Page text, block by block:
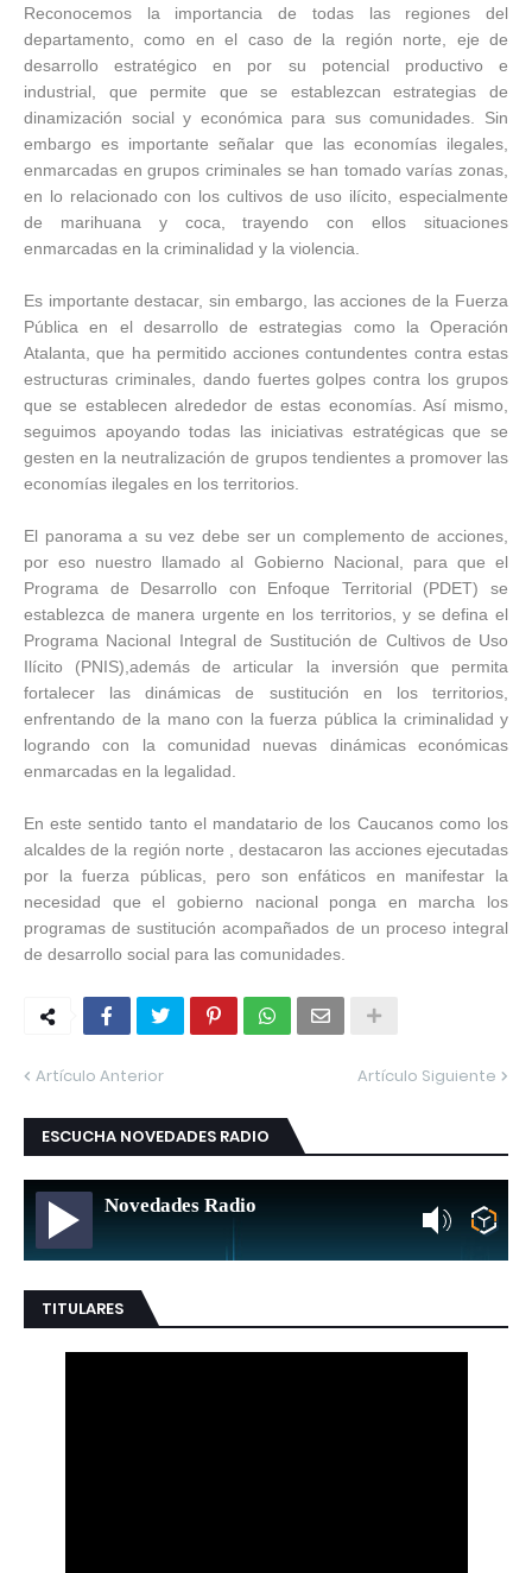
Reconocemos la importancia de todas las regiones del
departamento, como en el caso de la región norte, eje de
desarrollo estratégico en por su potencial productivo e
industrial, que permite que se establezcan estrategias de
dinamización social y económica para sus comunidades. Sin
embargo es importante señalar que las economías ilegales,
enmarcadas en grupos criminales se han tomado varías zonas,
en lo relacionado con los cultivos de uso ilícito, especialmente
de marihuana y coca, trayendo con ellos situaciones
enmarcadas en la criminalidad y la violencia.
Es importante destacar, sin embargo, las acciones de la Fuerza
Pública en el desarrollo de estrategias como la Operación
Atalanta, que ha permitido acciones contundentes contra estas
estructuras criminales, dando fuertes golpes contra los grupos
que se establecen alrededor de estas economías. Así mismo,
seguimos apoyando todas las iniciativas estratégicas que se
gesten en la neutralización de grupos tendientes a promover las
economías ilegales en los territorios.
El panorama a su vez debe ser un complemento de acciones,
por eso nuestro llamado al Gobierno Nacional, para que el
Programa de Desarrollo con Enfoque Territorial (PDET) se
establezca de manera urgente en los territorios, y se defina el
Programa Nacional Integral de Sustitución de Cultivos de Uso
Ilícito (PNIS),además de articular la inversión que permita
fortalecer las dinámicas de sustitución en los territorios,
enfrentando de la mano con la fuerza pública la criminalidad y
logrando con la comunidad nuevas dinámicas económicas
enmarcadas en la legalidad.
En este sentido tanto el mandatario de los Caucanos como los
alcaldes de la región norte , destacaron las acciones ejecutadas
por la fuerza públicas, pero son enfáticos en manifestar la
necesidad que el gobierno nacional ponga en marcha los
programas de sustitución acompañados de un proceso integral
de desarrollo social para las comunidades.
Artículo Anterior Artículo Siguiente
ESCUCHA NOVEDADES RADIO
Novedades Radio
TITULARES